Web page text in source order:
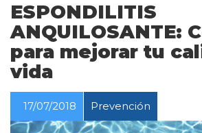
ESPONDILITIS
ANQUILOSANTE:
para mejorar tu
vida
17/07/2018 Prevención